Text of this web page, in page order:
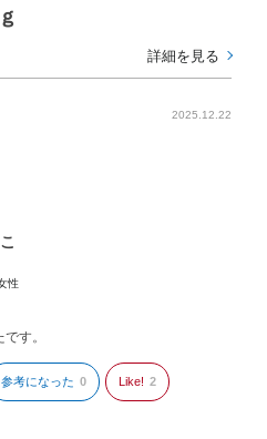
詳細を見る
2025.12.22
性
す。
参考になった 0 Like! 2